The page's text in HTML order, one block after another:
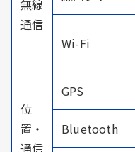
無線
通信
Wi-Fi
位
置・
通信
GPS
Bluetooth